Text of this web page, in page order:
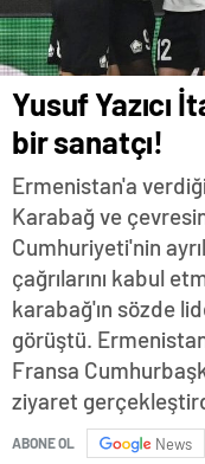
Yusuf Yazıcı
bir sanatçı!
Ermenistan'a
Karabağ ve
Cumhuriyeti'nin
çağrılarını kabul
karabağ'ın sözde
görüştü.
Fransa
ziyaret
ABONE OL News